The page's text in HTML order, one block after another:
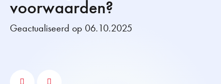
voorwaarden?
Geactualiseerd op 06.10.2025